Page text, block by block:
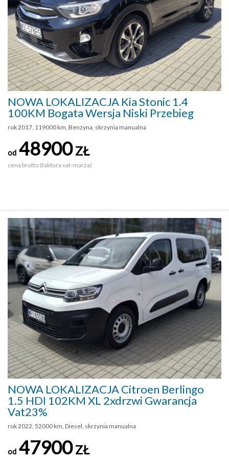
NOWA LOKALIZACJA Kia Stonic 1.4
100KM Bogata Wersja Niski Przebieg
rok 2017, 119000 km, Benzyna, skrzynia manualna
od 48900ZŁ
cena brutto (faktura vat-marża)
NOWA LOKALIZACJA Citroen Berlingo
1.5 HDI 102KM XL 2xdrzwi Gwarancja
Vat23%
rok 2022, 52000 km, Diesel, skrzynia manualna
od 47900ZŁ